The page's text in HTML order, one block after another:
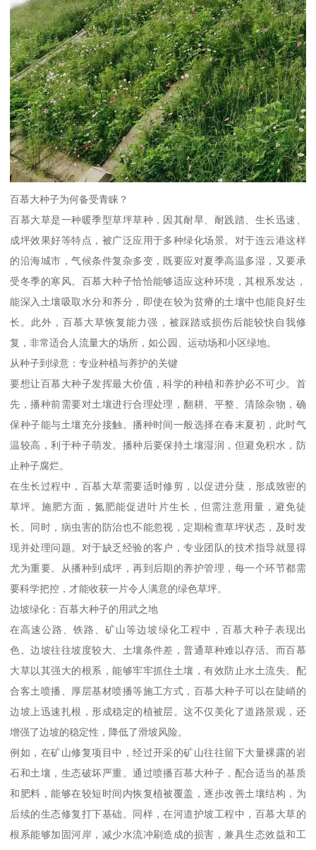
百慕大种子为何备受青睐？
百慕大草是一种暖季型草坪草种，因其耐旱、耐践踏、生长迅速、
成坪效果好等特点，被广泛应用于多种绿化场景。对于连云港这样
的沿海城市，气候条件复杂多变，既要应对夏季高温多湿，又要承
受冬季的寒风。百慕大种子恰恰能够适应这种环境，其根系发达，
能深入土壤吸取水分和养分，即使在较为贫瘠的土壤中也能良好生
长。此外，百慕大草恢复能力强，被踩踏或损伤后能较快自我修
复，非常适合人流量大的场所，如公园、运动场和小区绿地。
从种子到绿意：专业种植与养护的关键
要想让百慕大种子发挥最大价值，科学的种植和养护必不可少。首
先，播种前需要对土壤进行合理处理，翻耕、平整、清除杂物，确
保种子能与土壤充分接触。播种时间一般选择在春末夏初，此时气
温较高，利于种子萌发。播种后要保持土壤湿润，但避免积水，防
止种子腐烂。
在生长过程中，百慕大草需要适时修剪，以促进分蘖，形成致密的
草坪。施肥方面，氮肥能促进叶片生长，但需注意用量，避免徒
长。同时，病虫害的防治也不能忽视，定期检查草坪状态，及时发
现并处理问题。对于缺乏经验的客户，专业团队的技术指导就显得
尤为重要。从播种到成坪，再到后期的养护管理，每一个环节都需
要科学把控，才能收获一片令人满意的绿色草坪。
边坡绿化：百慕大种子的用武之地
在高速公路、铁路、矿山等边坡绿化工程中，百慕大种子表现出
色。边坡往往坡度较大、土壤条件差，普通草种难以存活。而百慕
大草以其强大的根系，能够牢牢抓住土壤，有效防止水土流失。配
合客土喷播、厚层基材喷播等施工方式，百慕大种子可以在陡峭的
边坡上迅速扎根，形成稳定的植被层。这不仅美化了道路景观，还
增强了边坡的稳定性，降低了滑坡风险。
例如，在矿山修复项目中，经过开采的矿山往往留下大量裸露的岩
石和土壤，生态破坏严重。通过喷播百慕大种子，配合适当的基质
和肥料，能够在较短时间内恢复植被覆盖，逐步改善土壤结构，为
后续的生态修复打下基础。同样，在河道护坡工程中，百慕大草的
根系能够加固河岸，减少水流冲刷造成的损害，兼具生态效益和工